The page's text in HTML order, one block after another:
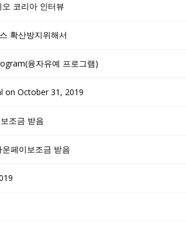
코리아 인터뷰
확산방지위해서
융자유예 프로그램)
on October 31, 2019
조금 받음
페이보조금 받음